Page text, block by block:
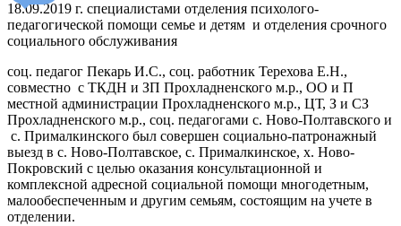
18.09.2019 г. специалистами отделения психолого-
педагогической помощи семье и детям и отделения срочного
социального обслуживания
соц. педагог Пекарь И.С., соц. работник Терехова Е.Н.,
совместно с ТКДН и ЗП Прохладненского м.р., ОО и П
местной администрации Прохладненского м.р., ЦТ, З и СЗ
Прохладненского м.р., соц. педагогами с. Ново-Полтавского и
с. Прималкинского был совершен социально-патронажный
выезд в с. Ново-Полтавское, с. Прималкинское, х. Ново-
Покровский с целью оказания консультационной и
комплексной адресной социальной помощи многодетным,
малообеспеченным и другим семьям, состоящим на учете в
отделении.